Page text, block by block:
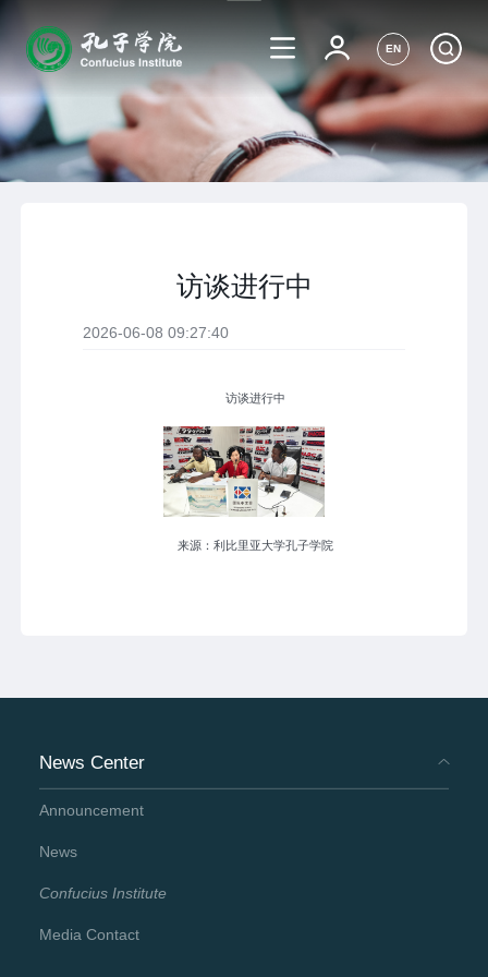
EN
访谈进行中
2026-06-08 09:27:40
访谈进行中
来源：利比里亚大学孔子学院
News Center
Announcement
News
Confucius Institute
Media Contact